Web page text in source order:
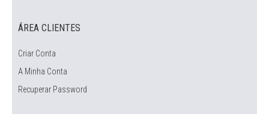
ÁREA CLIENTES
Criar Conta
A Minha Conta
Recuperar Password